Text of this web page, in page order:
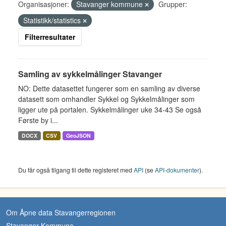
Organisasjoner:
Stavanger kommune
Grupper:
Statistikk/statistics
Filterresultater
Samling av sykkelmålinger Stavanger
NO: Dette datasettet fungerer som en samling av diverse
datasett som omhandler Sykkel og Sykkelmålinger som
ligger ute på portalen. Sykkelmålinger uke 34-43 Se også
Første by i...
DOCX CSV GeoJSON
Du får også tilgang til dette registeret med API (seAPI-dokumenter).
Om Åpne data Stavangerregionen